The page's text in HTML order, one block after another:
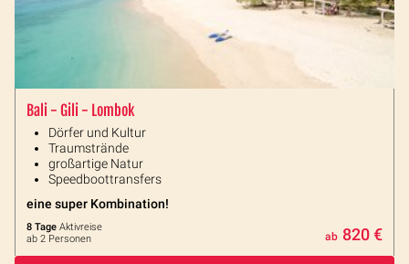
Bali - Gili - Lombok
Dörfer und Kultur
Traumstrände
großartige Natur
Speedboottransfers
eine super Kombination!
8 Tage Aktivreise
ab 2 Personen
ab 820 €